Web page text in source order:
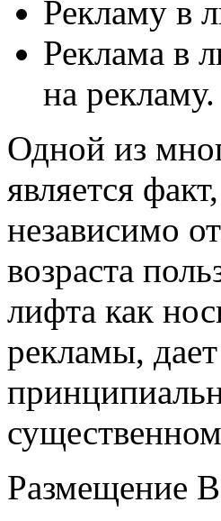
Рекламу в
Реклама в
на рекламу.
Одной из
является
независимо
возраста
лифта как
рекламы,
Размещение